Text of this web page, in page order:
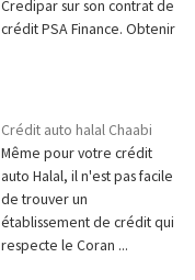
Credipar sur son contrat de
crédit PSA Finance. Obtenir
Crédit auto halal Chaabi
Même pour votre crédit
auto Halal, il n'est pas facile
de trouver un
établissement de crédit qui
respecte le Coran ...